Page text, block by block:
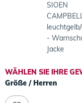
SIOEN
-
Jacke
WÄHLEN SIE IHRE
Größe / Herren